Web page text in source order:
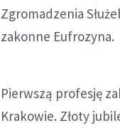
Zgromadzenia
zakonne Eufrozyna.
Pierwszą profesję
Krakowie. Złoty